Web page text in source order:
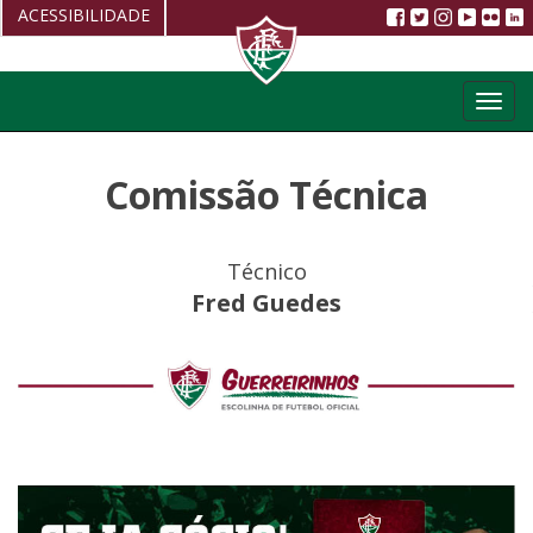
Comissão Técnica
Técnico
Fred Guedes
ACESSIBILIDADE
Restaurar